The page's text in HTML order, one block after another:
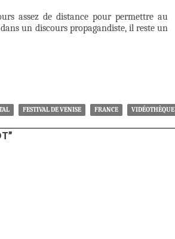
assez de distance pour permettre au
un discours propagandiste, il reste un
FESTIVAL DE VENISE FRANCE VIDÉOTHÈQUE